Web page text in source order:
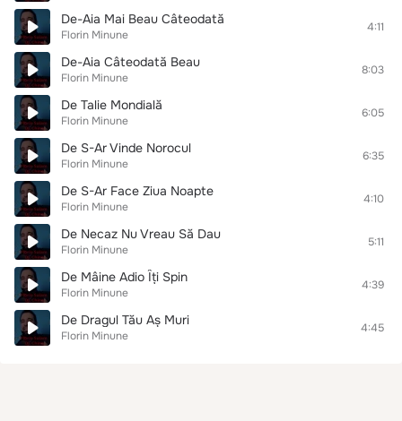
De-Aia Mai Beau Câteodată
Florin Minune
4:11
De-Aia Câteodată Beau
Florin Minune
8:03
De Talie Mondială
Florin Minune
6:05
De S-Ar Vinde Norocul
Florin Minune
6:35
De S-Ar Face Ziua Noapte
Florin Minune
4:10
De Necaz Nu Vreau Să Dau
Florin Minune
5:11
De Mâine Adio Îți Spin
Florin Minune
4:39
De Dragul Tău Aș Muri
Florin Minune
4:45